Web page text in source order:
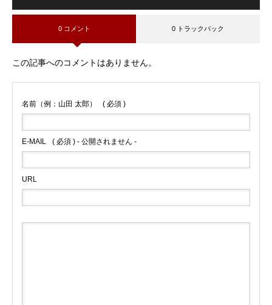
0 コメント 0 トラックバック
この記事へのコメントはありません。
名前（例：山田 太郎） ( 必須 )
E-MAIL ( 必須 ) - 公開されません -
URL